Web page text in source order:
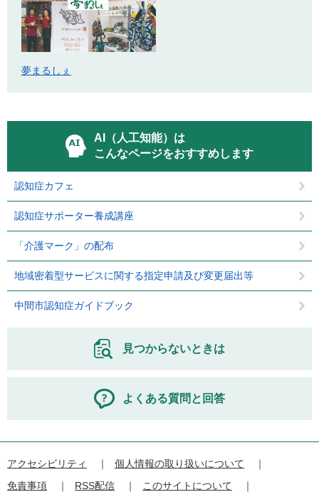
夢まるしぇ
AI（人工知能）は
こんなページをおすすめします
認知症カフェ
認知症サポーター養成講座
「介護マーク」の配布
地域密着型サービスに関する指定申請及び変更届出等
中間市認知症ガイドブック
見つからないときは
よくある質問と回答
アクセシビリティ
個人情報の取り扱いについて
免責事項
RSS配信
このサイトについて